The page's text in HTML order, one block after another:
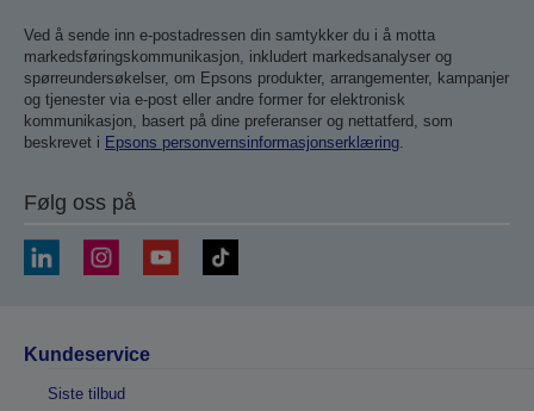
Ved å sende inn e-postadressen din samtykker du i å motta
markedsføringskommunikasjon, inkludert markedsanalyser og
spørreundersøkelser, om Epsons produkter, arrangementer, kampanjer
og tjenester via e-post eller andre former for elektronisk
kommunikasjon, basert på dine preferanser og nettatferd, som
beskrevet i Epsons personvernsinformasjonserklæring.
Følg oss på
Kundeservice
Siste tilbud